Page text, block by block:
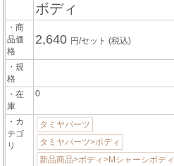
ボディ
・商
品価
格
2,640 円/セット(税込)
・規
格
・在
庫
0
・カ
テゴ
リ
タミヤパーツ
タミヤパーツ>ボディ
新品商品>ボディ>Mシャーシボディ